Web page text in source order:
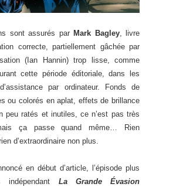
sont assurés par Mark Bagley, livre
correcte, partiellement gâchée par
(Ian Hannin) trop lisse, comme
cette période éditoriale, dans les
par ordinateur. Fonds de
ou colorés en aplat, effets de brillance
peu ratés et inutiles, ce n’est pas très
ça passe quand même… Rien
d’extraordinaire non plus.
en début d’article, l’épisode plus
indépendant La Grande Évasion